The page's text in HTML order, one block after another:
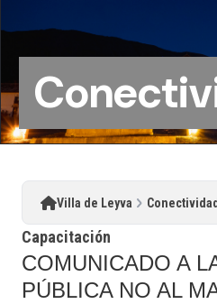
Villa de Leyva Conectividad
Capacitación
COMUNICADO A
PÚBLICA NO AL